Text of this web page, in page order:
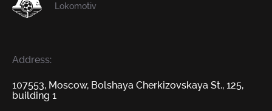
Lokomotiv
Address:
107553, Moscow, Bolshaya Cherkizovskaya St., 125,
building 1